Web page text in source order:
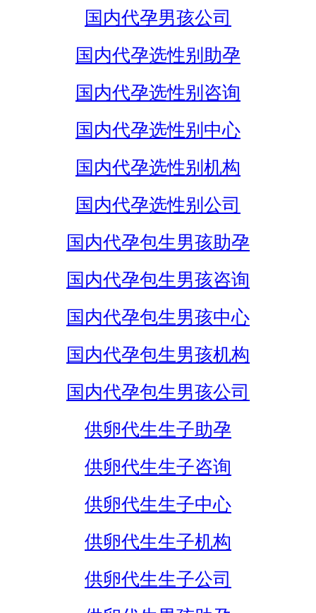
国内代孕男孩公司
国内代孕选性别助孕
国内代孕选性别咨询
国内代孕选性别中心
国内代孕选性别机构
国内代孕选性别公司
国内代孕包生男孩助孕
国内代孕包生男孩咨询
国内代孕包生男孩中心
国内代孕包生男孩机构
国内代孕包生男孩公司
供卵代生生子助孕
供卵代生生子咨询
供卵代生生子中心
供卵代生生子机构
供卵代生生子公司